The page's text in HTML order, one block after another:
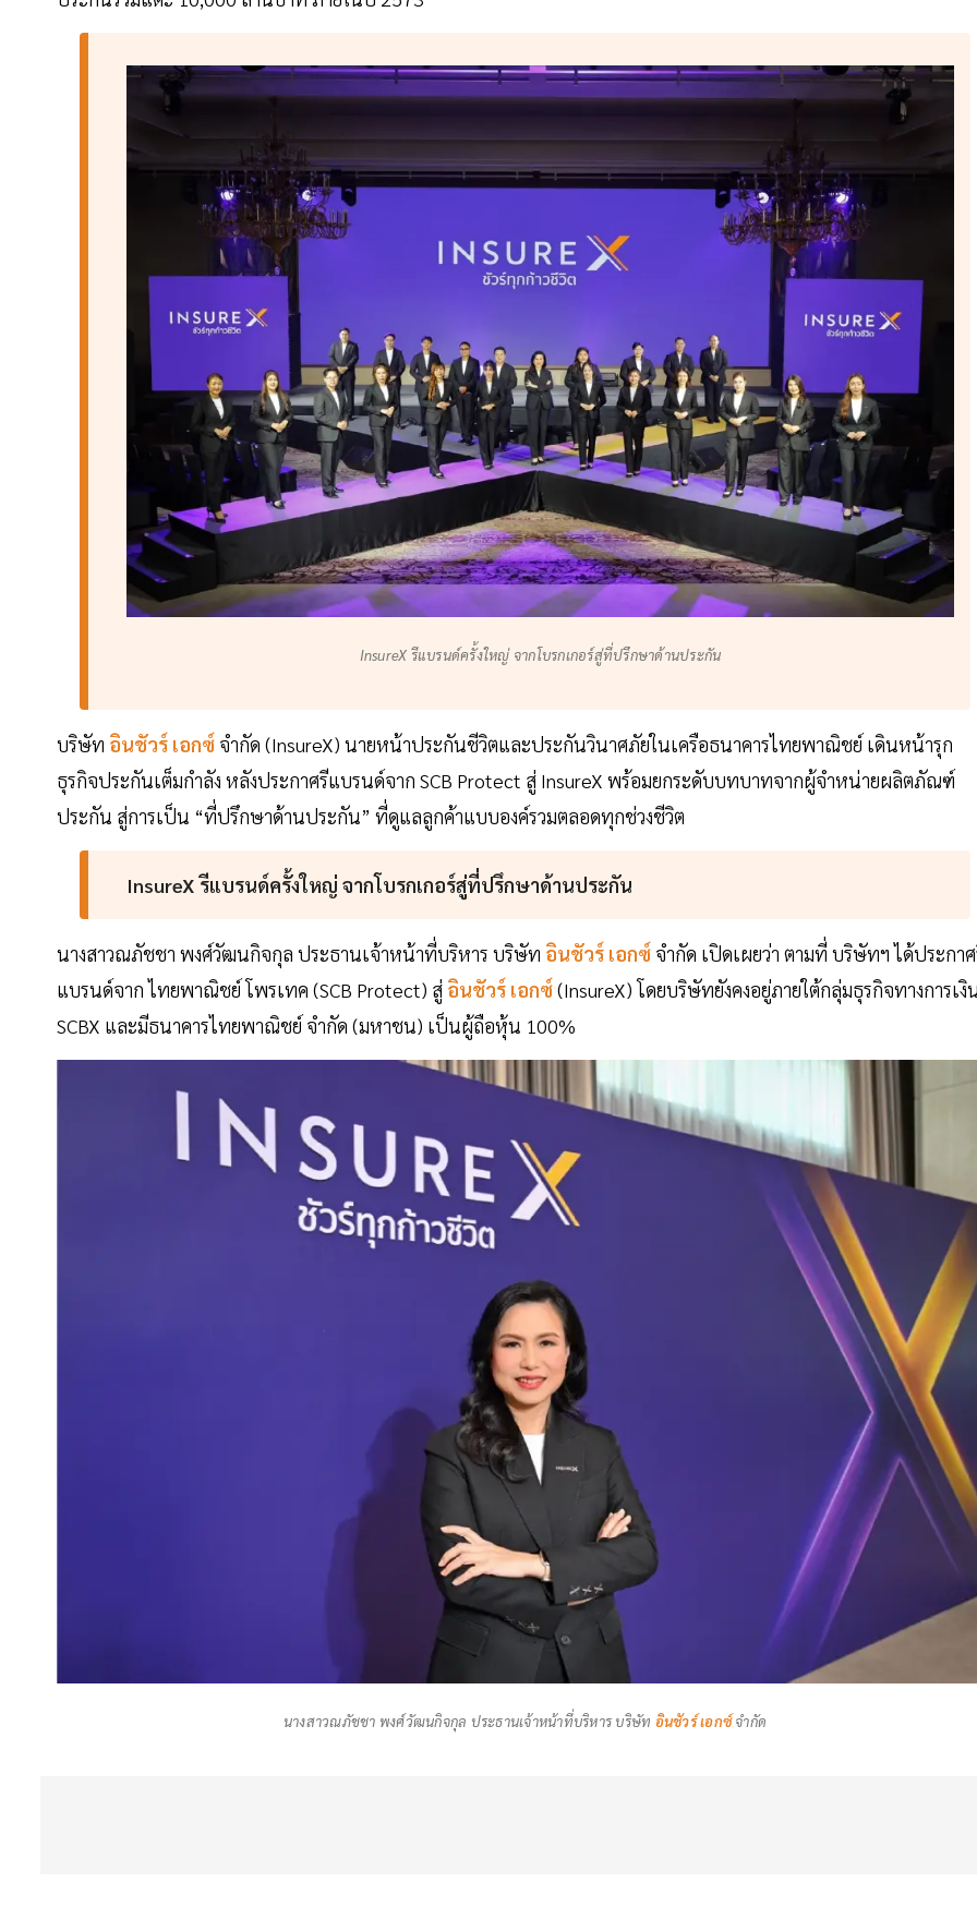
InsureX รีแบรนด์ครั้งใหญ่ จากโบรกเกอร์สู่ที่ปรึกษาด้านประกัน
บริษัท อินชัวร์ เอกซ์ จำกัด (InsureX) นายหน้าประกันชีวิตและประกันวินาศภัยในเครือธนาคารไทยพาณิชย์ เดินหน้ารุก
ธุรกิจประกันเต็มกำลัง หลังประกาศรีแบรนด์จาก SCB Protect สู่ InsureX พร้อมยกระดับบทบาทจากผู้จำหน่ายผลิตภัณฑ์
ประกัน สู่การเป็น “ที่ปรึกษาด้านประกัน” ที่ดูแลลูกค้าแบบองค์รวมตลอดทุกช่วงชีวิต
InsureX รีแบรนด์ครั้งใหญ่ จากโบรกเกอร์สู่ที่ปรึกษาด้านประกัน
นางสาวณภัชชา พงศ์วัฒนกิจกุล ประธานเจ้าหน้าที่บริหาร บริษัท อินชัวร์ เอกซ์ จำกัด เปิดเผยว่า ตามที่ บริษัทฯ ได้ประกา
แบรนด์จาก ไทยพาณิชย์ โพรเทค (SCB Protect) สู่ อินชัวร์ เอกซ์(InsureX) โดยบริษัทยังคงอยู่ภายใต้กลุ่มธุรกิจทางการเงิ
SCBX และมีธนาคารไทยพาณิชย์ จำกัด (มหาชน) เป็นผู้ถือหุ้น 100%
นางสาวณภัชชา พงศ์วัฒนกิจกุล ประธานเจ้าหน้าที่บริหาร บริษัท อินชัวร์ เอกซ์จำกัด